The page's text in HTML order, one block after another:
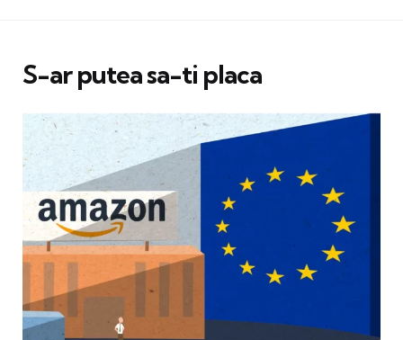
S-ar putea sa-ti placa